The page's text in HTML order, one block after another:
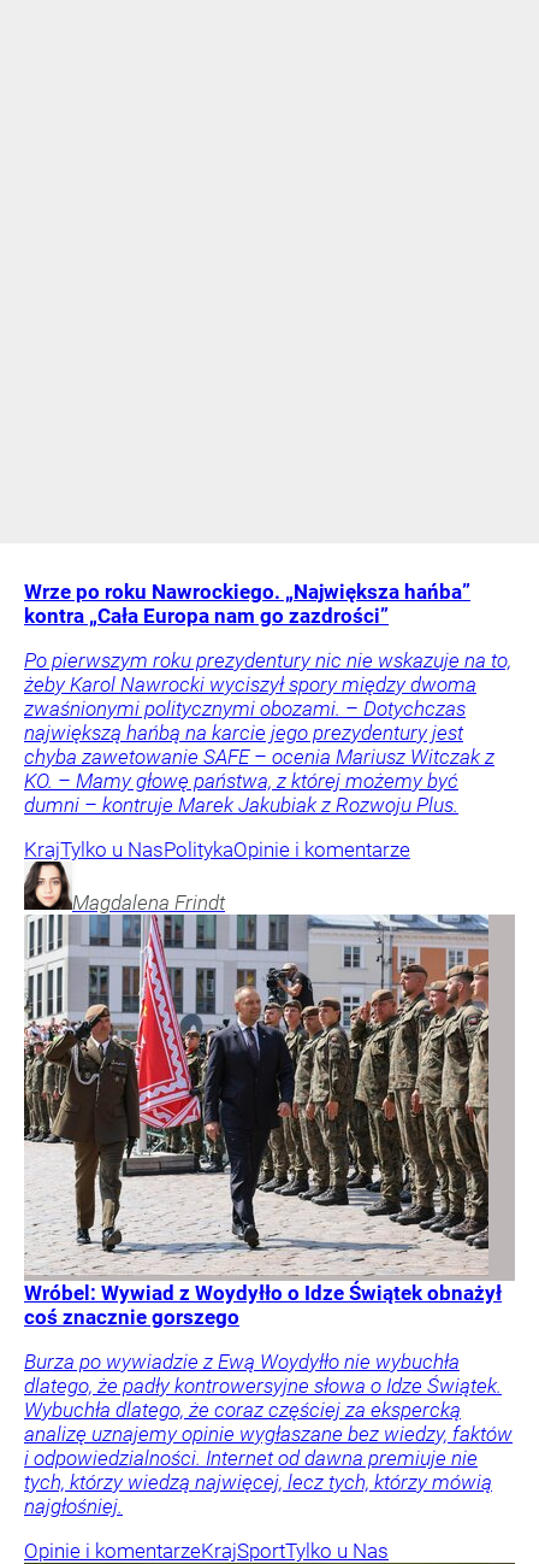
Wrze po roku Nawrockiego. „Największa hańba”
kontra „Cała Europa nam go zazdrości”
Po pierwszym roku prezydentury nic nie wskazuje na to,
żeby Karol Nawrocki wyciszył spory między dwoma
zwaśnionymi politycznymi obozami. – Dotychczas
największą hańbą na karcie jego prezydentury jest
chyba zawetowanie SAFE – ocenia Mariusz Witczak z
KO. – Mamy głowę państwa, z której możemy być
dumni – kontruje Marek Jakubiak z Rozwoju Plus.
KrajTylko u NasPolitykaOpinie i komentarze
Magdalena Frindt
Wróbel: Wywiad z Woydyłło o Idze Świątek obnażył
coś znacznie gorszego
Burza po wywiadzie z Ewą Woydyłło nie wybuchła
dlatego, że padły kontrowersyjne słowa o Idze Świątek.
Wybuchła dlatego, że coraz częściej za ekspercką
analizę uznajemy opinie wygłaszane bez wiedzy, faktów
i odpowiedzialności. Internet od dawna premiuje nie
tych, którzy wiedzą najwięcej, lecz tych, którzy mówią
najgłośniej.
Opinie i komentarzeKrajSportTylko u Nas